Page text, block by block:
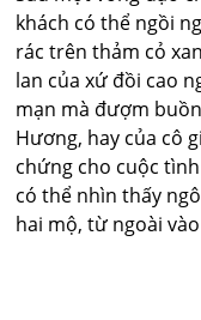
khách có thể ngồi
rác trên thảm cỏ
lan của xứ đồi cao
mạn mà đượm
Hương, hay của cô
chứng cho cuộc
có thể nhìn thấy
hai mộ, từ ngoài